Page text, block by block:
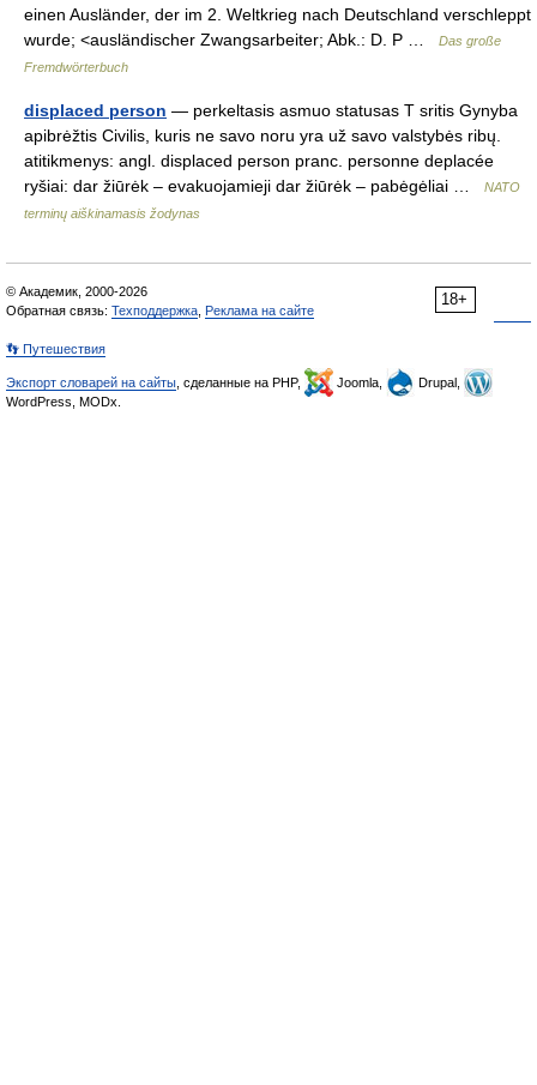
einen Ausländer, der im 2. Weltkrieg nach Deutschland verschleppt
wurde; <ausländischer Zwangsarbeiter; Abk.: D. P …
Das große
Fremdwörterbuch
displaced person — perkeltasis asmuo statusas T sritis Gynyba
apibrėžtis Civilis, kuris ne savo noru yra už savo valstybės ribų.
atitikmenys: angl. displaced person pranc. personne deplacée
ryšiai: dar žiūrėk – evakuojamieji dar žiūrėk – pabėgėliai …
NATO
terminų aiškinamasis žodynas
18+
© Академик, 2000-2026
Обратная связь: Техподдержка Реклама на сайте
👣 Путешествия
Экспорт словарей на сайты , сделанные на PHP, Joomla,
Drupal,
WordPress, MODx.